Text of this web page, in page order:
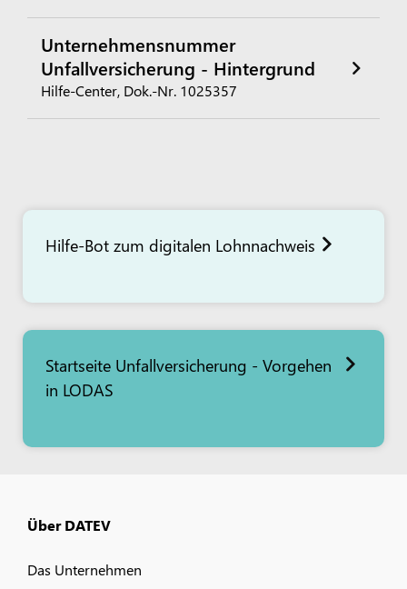
Unternehmensnummer
Unfallversicherung - Hintergrund
Hilfe-Center, Dok.-Nr. 1025357
Hilfe-Bot zum digitalen Lohnnachweis
Startseite Unfallversicherung - Vorgehen
in LODAS
Über DATEV
Das Unternehmen